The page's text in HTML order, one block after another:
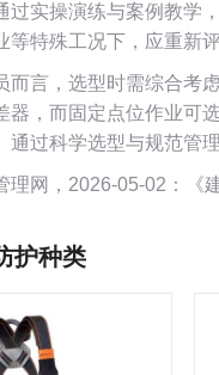
过实操演练与案例教学
等特殊工况下，应重新
而言，选型时需综合考
器，而固定点位作业可
通过科学选型与规范管
理网，2026-05-02：《
护种类